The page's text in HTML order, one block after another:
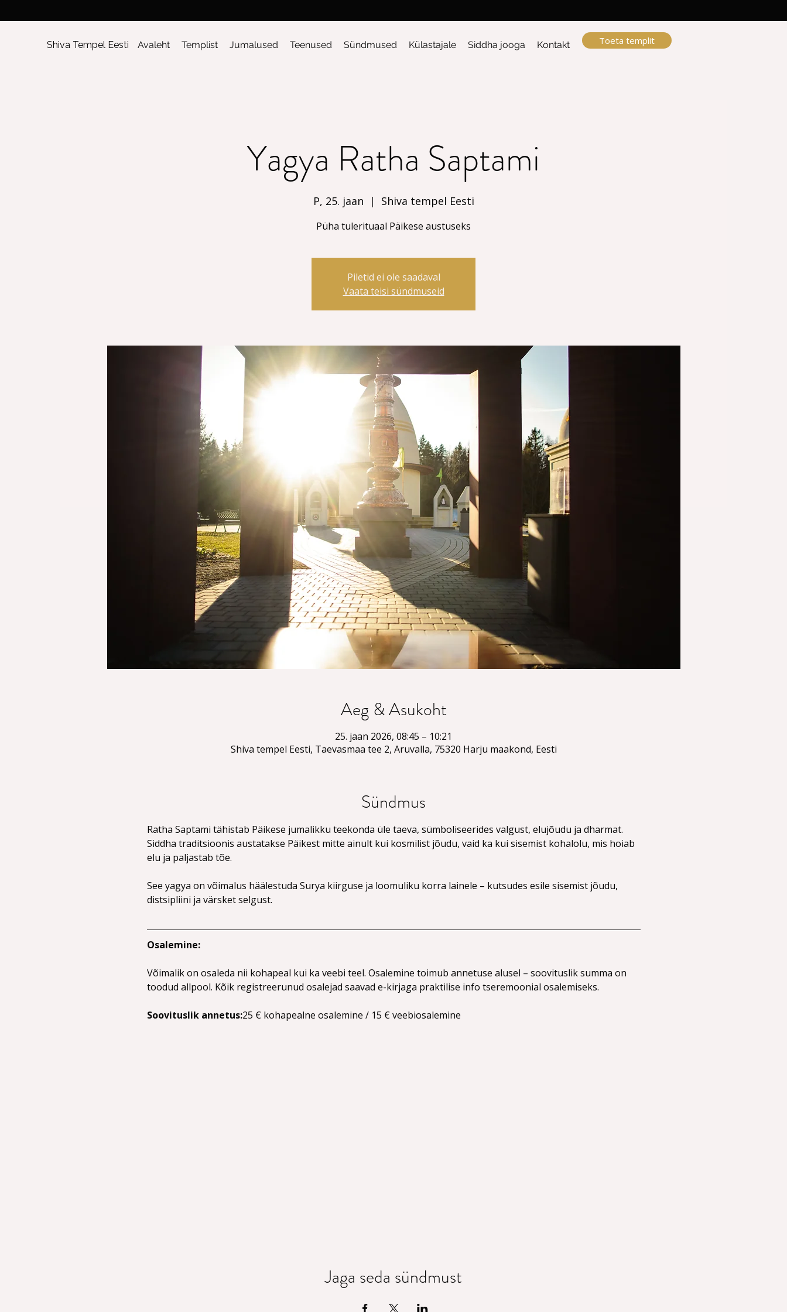
Shiva Tempel Eesti Avaleht Templist Jumalused Teenused Sündmused Külastajale Siddha jooga Kontakt Toeta templit
Yagya Ratha Saptami
P, 25. jaan
  |
Shiva tempel Eesti
Püha tulerituaal Päikese austuseks
Piletid ei ole saadaval
Vaata teisi sündmuseid
Aeg & Asukoht
25. jaan 2026, 08:45 – 10:21
Shiva tempel Eesti, Taevasmaa tee 2, Aruvalla, 75320 Harju maakond, Eesti
Sündmus
Ratha Saptami tähistab Päikese jumalikku teekonda üle taeva, sümboliseerides valgust, elujõudu ja dharmat.
Siddha traditsioonis austatakse Päikest mitte ainult kui kosmilist jõudu, vaid ka kui sisemist kohalolu, mis hoiab
elu ja paljastab tõe.
See yagya on võimalus häälestuda Surya kiirguse ja loomuliku korra lainele – kutsudes esile sisemist jõudu,
distsipliini ja värsket selgust.
Osalemine:
Võimalik on osaleda nii kohapeal kui ka veebi teel. Osalemine toimub annetuse alusel – soovituslik summa on
toodud allpool. Kõik registreerunud osalejad saavad e-kirjaga praktilise info tseremoonial osalemiseks.
Soovituslik annetus:25 € kohapealne osalemine / 15 € veebiosalemine
Jaga seda sündmust